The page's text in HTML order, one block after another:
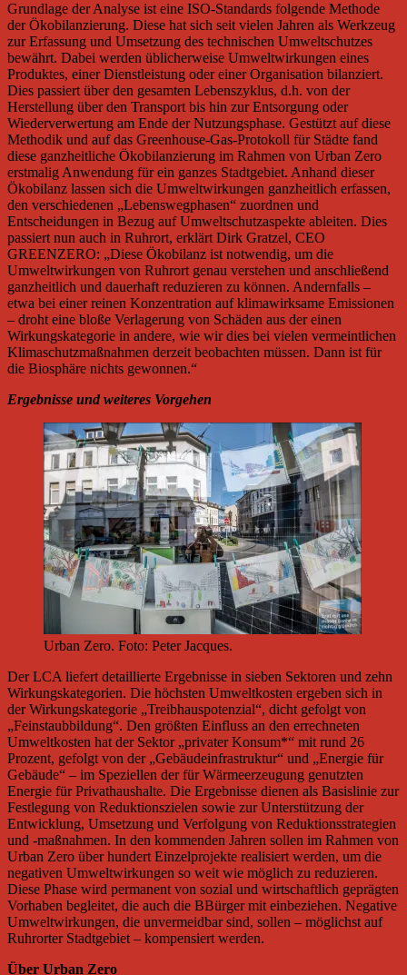
Grundlage der Analyse ist eine ISO-Standards folgende Methode
der Ökobilanzierung. Diese hat sich seit vielen Jahren als Werkzeug
zur Erfassung und Umsetzung des technischen Umweltschutzes
bewährt. Dabei werden üblicherweise Umweltwirkungen eines
Produktes, einer Dienstleistung oder einer Organisation bilanziert.
Dies passiert über den gesamten Lebenszyklus, d.h. von der
Herstellung über den Transport bis hin zur Entsorgung oder
Wiederverwertung am Ende der Nutzungsphase. Gestützt auf diese
Methodik und auf das Greenhouse-Gas-Protokoll für Städte fand
diese ganzheitliche Ökobilanzierung im Rahmen von Urban Zero
erstmalig Anwendung für ein ganzes Stadtgebiet. Anhand dieser
Ökobilanz lassen sich die Umweltwirkungen ganzheitlich erfassen,
den verschiedenen „Lebenswegphasen“ zuordnen und
Entscheidungen in Bezug auf Umweltschutzaspekte ableiten. Dies
passiert nun auch in Ruhrort, erklärt Dirk Gratzel, CEO
GREENZERO: „Diese Ökobilanz ist notwendig, um die
Umweltwirkungen von Ruhrort genau verstehen und anschließend
ganzheitlich und dauerhaft reduzieren zu können. Andernfalls –
etwa bei einer reinen Konzentration auf klimawirksame Emissionen
– droht eine bloße Verlagerung von Schäden aus der einen
Wirkungskategorie in andere, wie wir dies bei vielen vermeintlichen
Klimaschutzmaßnahmen derzeit beobachten müssen. Dann ist für
die Biosphäre nichts gewonnen.“
Ergebnisse und weiteres Vorgehen
Urban Zero. Foto: Peter Jacques.
Der LCA liefert detaillierte Ergebnisse in sieben Sektoren und zehn
Wirkungskategorien. Die höchsten Umweltkosten ergeben sich in
der Wirkungskategorie „Treibhauspotenzial“, dicht gefolgt von
„Feinstaubbildung“. Den größten Einfluss an den errechneten
Umweltkosten hat der Sektor „privater Konsum*“ mit rund 26
Prozent, gefolgt von der „Gebäudeinfrastruktur“ und „Energie für
Gebäude“ – im Speziellen der für Wärmeerzeugung genutzten
Energie für Privathaushalte. Die Ergebnisse dienen als Basislinie zur
Festlegung von Reduktionszielen sowie zur Unterstützung der
Entwicklung, Umsetzung und Verfolgung von Reduktionsstrategien
und -maßnahmen. In den kommenden Jahren sollen im Rahmen von
Urban Zero über hundert Einzelprojekte realisiert werden, um die
negativen Umweltwirkungen so weit wie möglich zu reduzieren.
Diese Phase wird permanent von sozial und wirtschaftlich geprägten
Vorhaben begleitet, die auch die BBürger mit einbeziehen. Negative
Umweltwirkungen, die unvermeidbar sind, sollen – möglichst auf
Ruhrorter Stadtgebiet – kompensiert werden.
Über Urban Zero